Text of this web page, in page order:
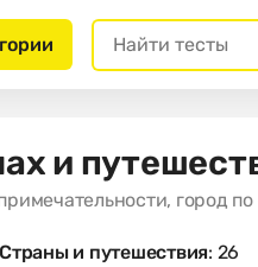
и
город
Страны и путешествия: 26